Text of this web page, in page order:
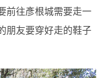
前往彥根城需要走一
朋友要穿好走的鞋子